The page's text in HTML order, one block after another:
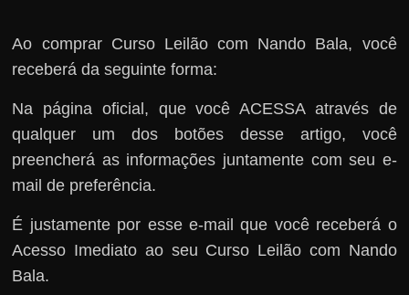
Ao comprar Curso Leilão com Nando Bala, você
receberá da seguinte forma:
Na página oficial, que você ACESSA através de
qualquer um dos botões desse artigo, você
preencherá as informações juntamente com seu e-
mail de preferência.
É justamente por esse e-mail que você receberá o
Acesso Imediato ao seu Curso Leilão com Nando
Bala.